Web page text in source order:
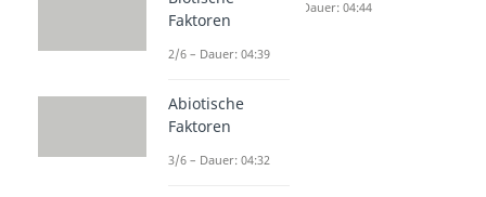
Dauer: 04:44
Faktoren
2/6 – Dauer: 04:39
Abiotische
Faktoren
3/6 – Dauer: 04:32